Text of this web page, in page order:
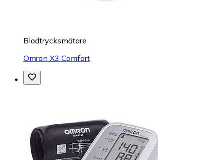
Blodtrycksmätare
Omron X3 Comfort